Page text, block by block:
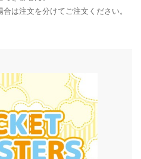
は注文を分けてご注文ください。